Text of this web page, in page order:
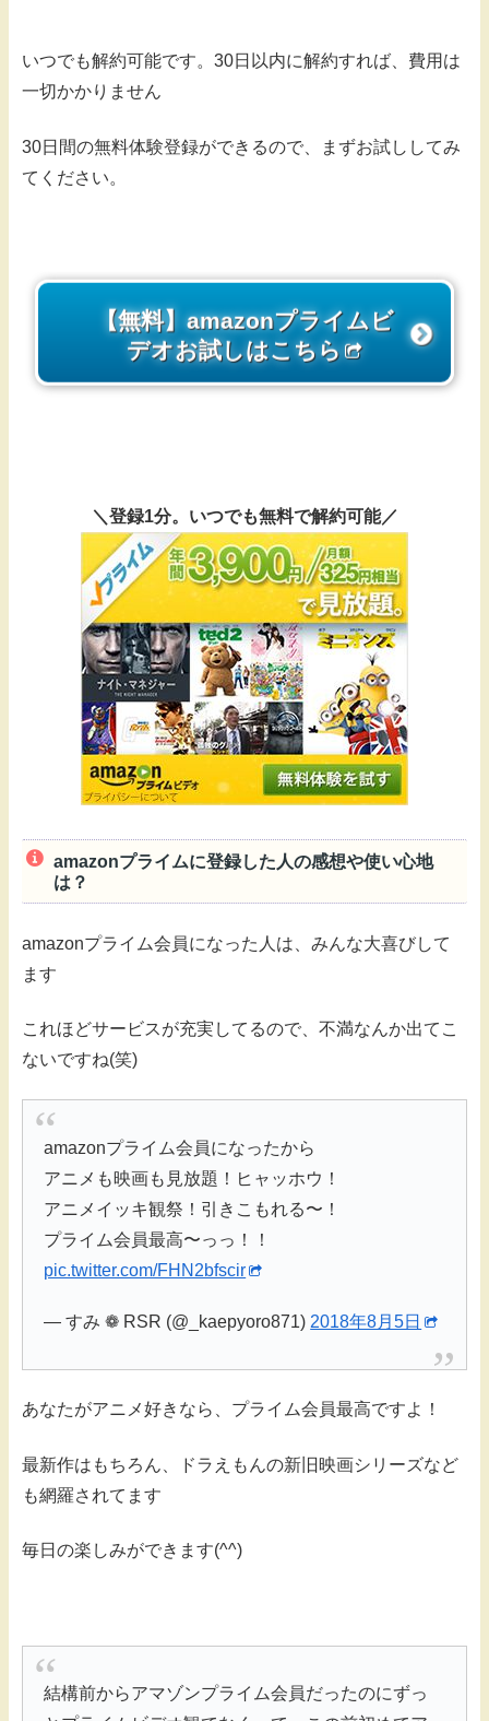
いつでも解約可能です。30日以内に解約すれば、費用は
一切かかりません
30日間の無料体験登録ができるので、まずお試ししてみ
てください。
【無料】amazonプライムビ
デオお試しはこちら
＼登録1分。いつでも無料で解約可能／
amazonプライムに登録した人の感想や使い心地
は？
amazonプライム会員になった人は、みんな大喜びして
ます
これほどサービスが充実してるので、不満なんか出てこ
ないですね(笑)
amazonプライム会員になったから
アニメも映画も見放題！ヒャッホウ！
アニメイッキ観祭！引きこもれる〜！
プライム会員最高〜っっ！！
pic.twitter.com/FHN2bfscir
— すみ ❁ RSR (@_kaepyoro871) 2018年8月5日
あなたがアニメ好きなら、プライム会員最高ですよ！
最新作はもちろん、ドラえもんの新旧映画シリーズなど
も網羅されてます
毎日の楽しみができます(^^)
結構前からアマゾンプライム会員だったのにずっ